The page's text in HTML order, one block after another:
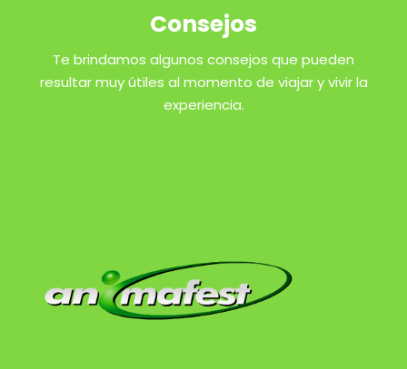
Consejos
Te brindamos algunos consejos que pueden
resultar muy útiles al momento de viajar y vivir la
experiencia.